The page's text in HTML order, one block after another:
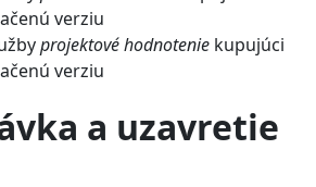
verziu
projektové hodnotenie kupujúci
verziu
a uzavretie